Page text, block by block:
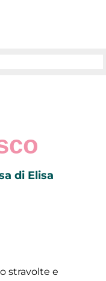
di Elisa
stravolte e